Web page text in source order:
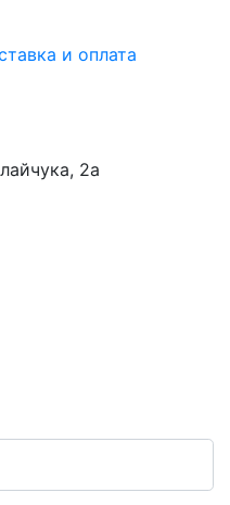
и оплата
2а